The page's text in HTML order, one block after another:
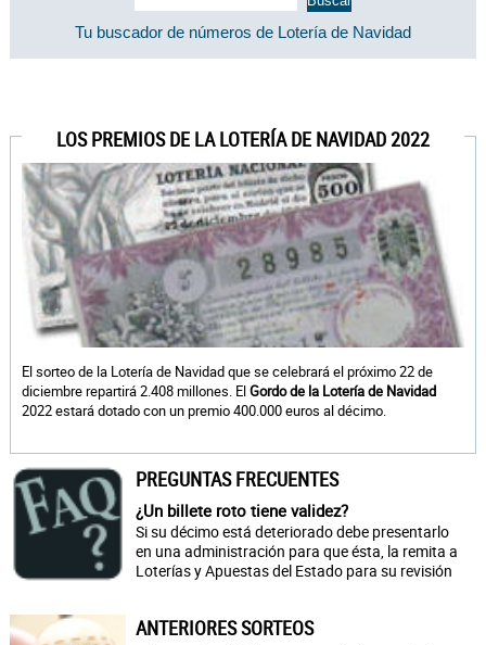
Tu buscador de números de Lotería de Navidad
LOS PREMIOS DE LA LOTERÍA DE NAVIDAD 2022
El sorteo de la Lotería de Navidad que se celebrará el próximo 22 de
diciembre repartirá 2.408 millones. ElGordo de la Lotería de Navidad
2022 estará dotado con un premio 400.000 euros al décimo.
PREGUNTAS FRECUENTES
¿Un billete roto tiene validez?
Si su décimo está deteriorado debe presentarlo
en una administración para que ésta, la remita a
Loterías y Apuestas del Estado para su revisión
ANTERIORES SORTEOS